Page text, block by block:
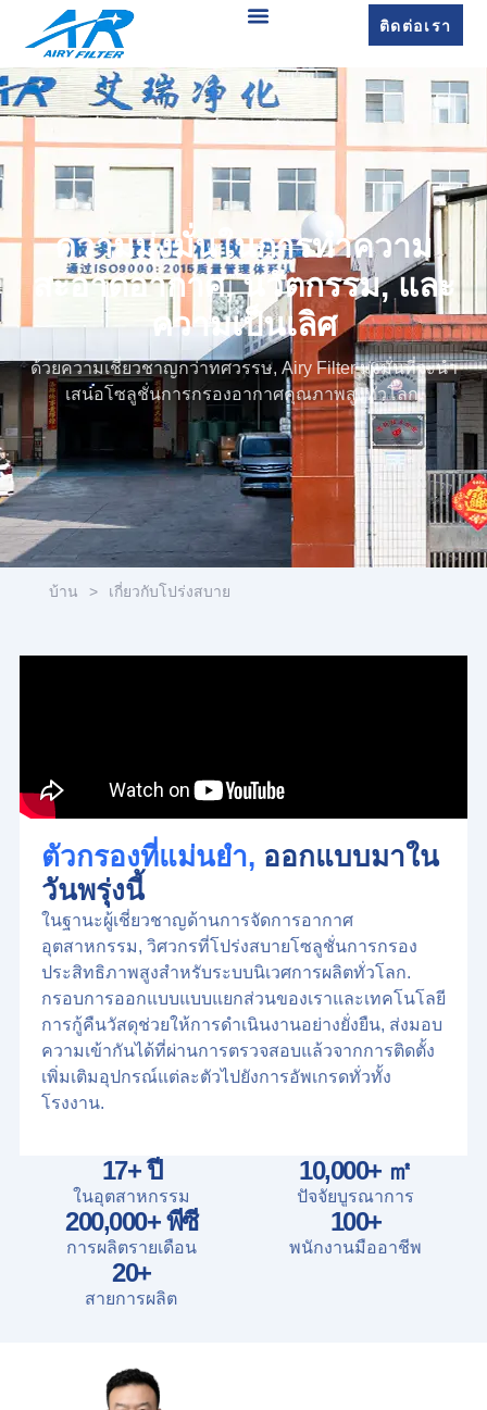
ติดต่อเรา
ความมุ่งมั่นในการทำความ
สะอาดอากาศ, นวัตกรรม, และ
ความเป็นเลิศ
ด้วยความเชี่ยวชาญกว่าทศวรรษ, Airy Filter มุ่งมั่นที่จะนำ
เสนอโซลูชั่นการกรองอากาศคุณภาพสูงทั่วโลก.
บ้าน > เกี่ยวกับโปร่งสบาย
ตัวกรองที่แม่นยำ, ออกแบบมาใน
วันพรุ่งนี้
ในฐานะผู้เชี่ยวชาญด้านการจัดการอากาศ
อุตสาหกรรม, วิศวกรที่โปร่งสบายโซลูชั่นการกรอง
ประสิทธิภาพสูงสำหรับระบบนิเวศการผลิตทั่วโลก.
กรอบการออกแบบแบบแยกส่วนของเราและเทคโนโลยี
การกู้คืนวัสดุช่วยให้การดำเนินงานอย่างยั่งยืน, ส่งมอบ
ความเข้ากันได้ที่ผ่านการตรวจสอบแล้วจากการติดตั้ง
เพิ่มเติมอุปกรณ์แต่ละตัวไปยังการอัพเกรดทั่วทั้ง
โรงงาน.
ในอุตสาหกรรม
17+ ปี
ปัจจัยบูรณาการ
10,000+ ㎡
การผลิตรายเดือน
200,000+ พีซี
พนักงานมืออาชีพ
100+
สายการผลิต
20+